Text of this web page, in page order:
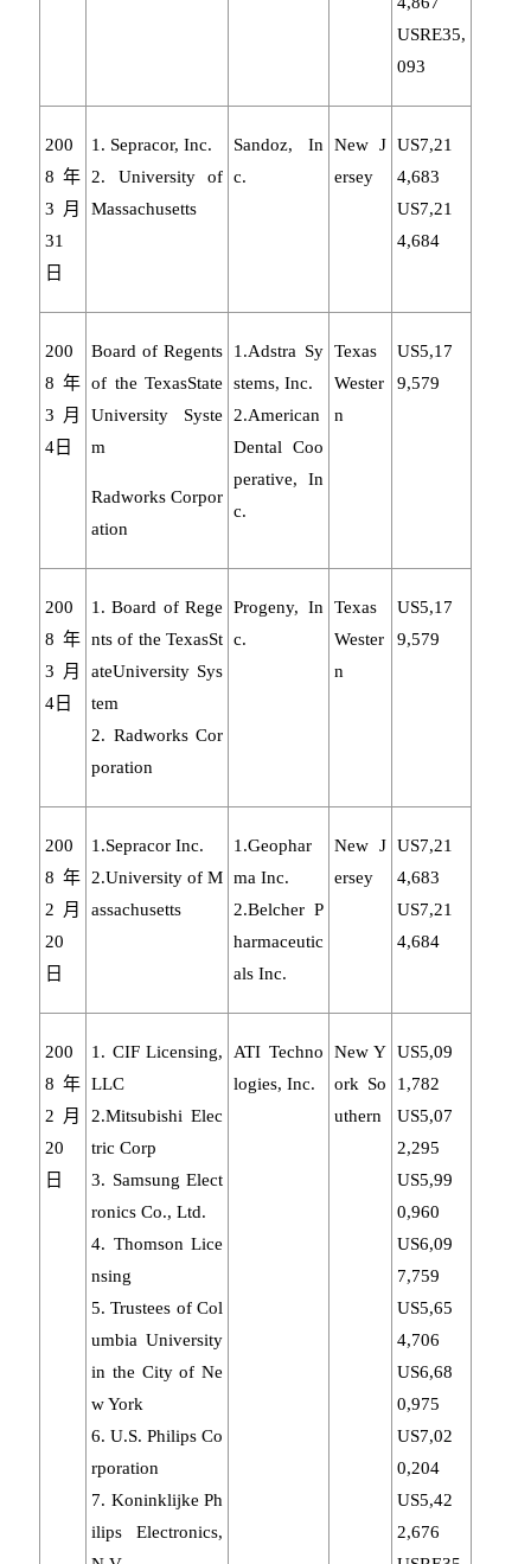
USRE35,
093
200
8年
3月
31
日
1. Sepracor, Inc.
2. University of
Massachusetts
Sandoz, In
c.
New J
ersey
US7,21
4,683
US7,21
4,684
200
8年
3月
4日
Board of Regents
of the TexasState
University Syste
m
Radworks Corpor
ation
1.Adstra Sy
stems, Inc.
2.American
Dental Coo
perative, In
c.
Texas
Wester
n
US5,17
9,579
200
8年
3月
4日
1. Board of Rege
nts of the TexasSt
ateUniversity Sys
tem
2. Radworks Cor
poration
Progeny, In
c.
Texas
Wester
n
US5,17
9,579
200
8年
2月
20
日
1.Sepracor Inc.
2.University of M
assachusetts
1.Geophar
ma Inc.
2.Belcher P
harmaceutic
als Inc.
New J
ersey
US7,21
4,683
US7,21
4,684
200
8年
2月
20
日
1. CIF Licensing,
LLC
2.Mitsubishi Elec
tric Corp
3. Samsung Elect
ronics Co., Ltd.
4. Thomson Lice
nsing
5. Trustees of Col
umbia University
in the City of Ne
w York
6. U.S. Philips Co
rporation
7. Koninklijke Ph
ilips Electronics,
ATI Techno
logies, Inc.
New Y
ork So
uthern
US5,09
1,782
US5,07
2,295
US5,99
0,960
US6,09
7,759
US5,65
4,706
US6,68
0,975
US7,02
0,204
US5,42
2,676